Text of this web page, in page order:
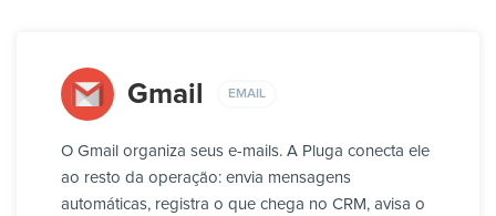
Gmail EMAIL
O Gmail organiza seus e-mails. A Pluga conecta ele
ao resto da operação: envia mensagens
automáticas, registra o que chega no CRM, avisa o